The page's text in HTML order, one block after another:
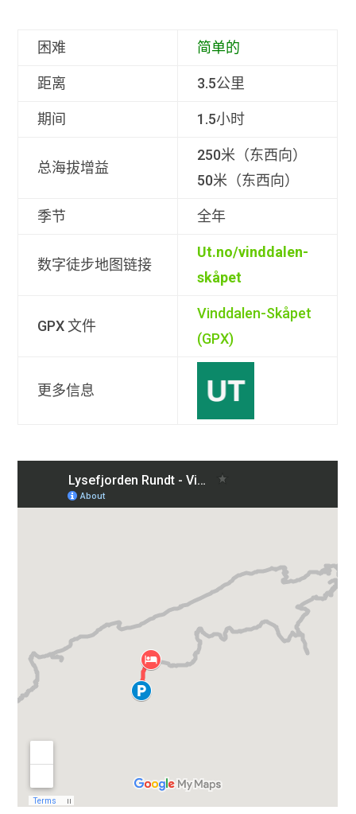
困难 简单的
距离 3.5公里
期间 1.5小时
总海拔增益
250米（东西向）
50米（东西向）
季节 全年
数字徒步地图链接
Ut.no/vinddalen-
skåpet
GPX 文件
Vinddalen-Skåpet
(GPX)
更多信息